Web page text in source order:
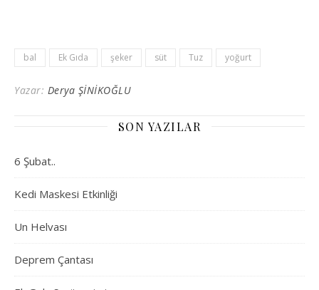
bal Ek Gıda şeker süt Tuz yoğurt
Yazar: Derya ŞİNİKOĞLU
SON YAZILAR
6 Şubat..
Kedi Maskesi Etkinliği
Un Helvası
Deprem Çantası